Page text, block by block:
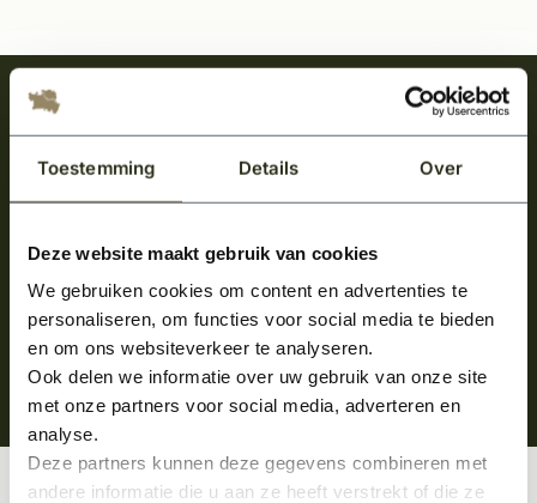
Toestemming Details Over
Deze website maakt gebruik van cookies
We gebruiken cookies om content en advertenties te
personaliseren, om functies voor social media te bieden
en om ons websiteverkeer te analyseren.
Ook delen we informatie over uw gebruik van onze site
met onze partners voor social media, adverteren en
analyse.
Deze partners kunnen deze gegevens combineren met
andere informatie die u aan ze heeft verstrekt of die ze
Meld je aan en ontvang het laatste nieuws
over onze kempische bouwstijl!
Aanmelden voor de nieuwsbrief